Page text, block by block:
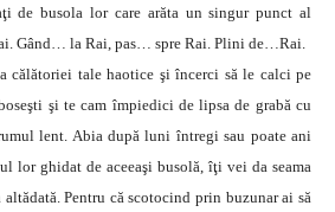
de busola lor care arăta un singur punct al
Gând… la Rai, pas… spre Rai. Plini de…Rai.
călătoriei tale haotice şi încerci să le calci pe
şi te cam împiedici de lipsa de grabă cu
lent. Abia după luni întregi sau poate ani
lor ghidat de aceeaşi busolă, îţi vei da seama
Pentru că scotocind prin buzunar ai să